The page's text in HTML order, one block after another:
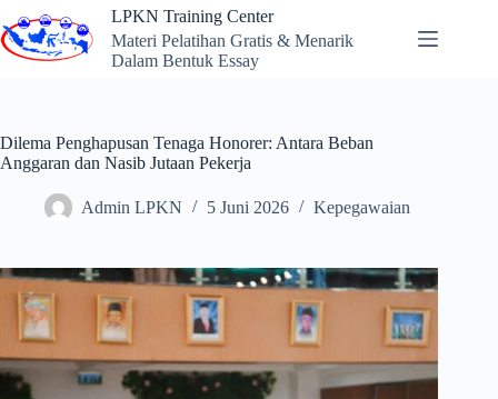
to
content
LPKN Training Center
Materi Pelatihan Gratis & Menarik
Dalam Bentuk Essay
Dilema Penghapusan Tenaga Honorer: Antara Beban
Anggaran dan Nasib Jutaan Pekerja
Admin LPKN 5 Juni 2026 Kepegawaian